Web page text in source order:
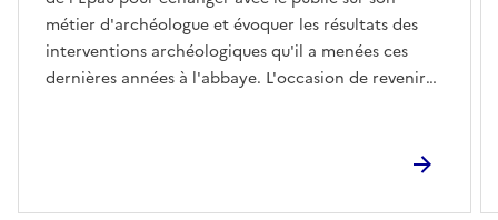
métier d'archéologue et évoquer les résultats des
interventions archéologiques qu'il a menées ces
dernières années à l'abbaye. L'occasion de revenir